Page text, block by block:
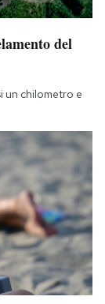
del
un chilometro e